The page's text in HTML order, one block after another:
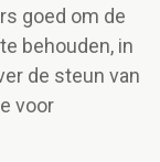
goed om de
behouden, in
de steun van
voor